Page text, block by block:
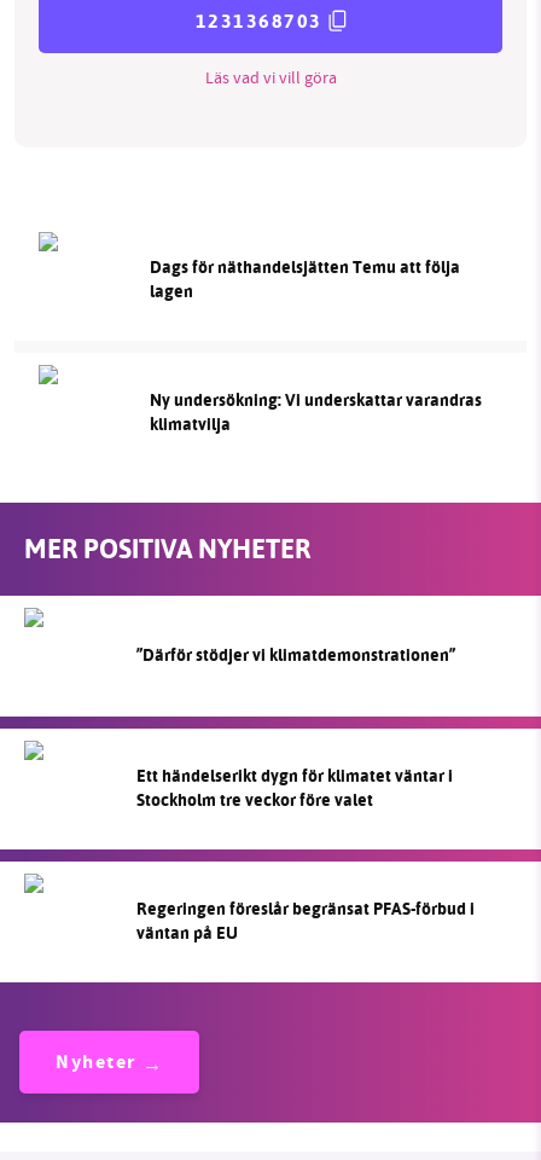
1231368703
Läs vad vi vill göra
Dags för näthandelsjätten Temu att följa
lagen
Ny undersökning: Vi underskattar varandras
klimatvilja
MER POSITIVA NYHETER
”Därför stödjer vi klimatdemonstrationen”
Ett händelserikt dygn för klimatet väntar i
Stockholm tre veckor före valet
Regeringen föreslår begränsat PFAS-förbud i
väntan på EU
Nyheter